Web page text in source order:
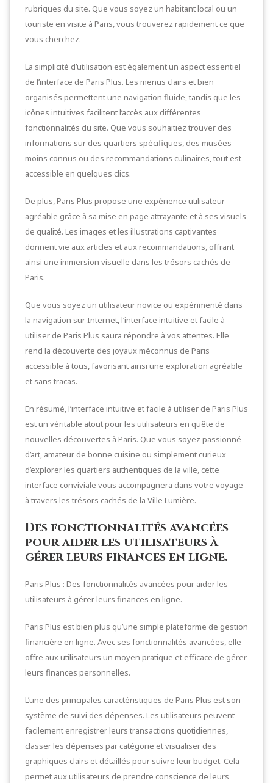
rubriques du site. Que vous soyez un habitant local ou un
touriste en visite à Paris, vous trouverez rapidement ce que
vous cherchez.
La simplicité d’utilisation est également un aspect essentiel
de l’interface de Paris Plus. Les menus clairs et bien
organisés permettent une navigation fluide, tandis que les
icônes intuitives facilitent l’accès aux différentes
fonctionnalités du site. Que vous souhaitiez trouver des
informations sur des quartiers spécifiques, des musées
moins connus ou des recommandations culinaires, tout est
accessible en quelques clics.
De plus, Paris Plus propose une expérience utilisateur
agréable grâce à sa mise en page attrayante et à ses visuels
de qualité. Les images et les illustrations captivantes
donnent vie aux articles et aux recommandations, offrant
ainsi une immersion visuelle dans les trésors cachés de
Paris.
Que vous soyez un utilisateur novice ou expérimenté dans
la navigation sur Internet, l’interface intuitive et facile à
utiliser de Paris Plus saura répondre à vos attentes. Elle
rend la découverte des joyaux méconnus de Paris
accessible à tous, favorisant ainsi une exploration agréable
et sans tracas.
En résumé, l’interface intuitive et facile à utiliser de Paris Plus
est un véritable atout pour les utilisateurs en quête de
nouvelles découvertes à Paris. Que vous soyez passionné
d’art, amateur de bonne cuisine ou simplement curieux
d’explorer les quartiers authentiques de la ville, cette
interface conviviale vous accompagnera dans votre voyage
à travers les trésors cachés de la Ville Lumière.
Des fonctionnalités avancées
pour aider les utilisateurs à
gérer leurs finances en ligne.
Paris Plus : Des fonctionnalités avancées pour aider les
utilisateurs à gérer leurs finances en ligne.
Paris Plus est bien plus qu’une simple plateforme de gestion
financière en ligne. Avec ses fonctionnalités avancées, elle
offre aux utilisateurs un moyen pratique et efficace de gérer
leurs finances personnelles.
L’une des principales caractéristiques de Paris Plus est son
système de suivi des dépenses. Les utilisateurs peuvent
facilement enregistrer leurs transactions quotidiennes,
classer les dépenses par catégorie et visualiser des
graphiques clairs et détaillés pour suivre leur budget. Cela
permet aux utilisateurs de prendre conscience de leurs